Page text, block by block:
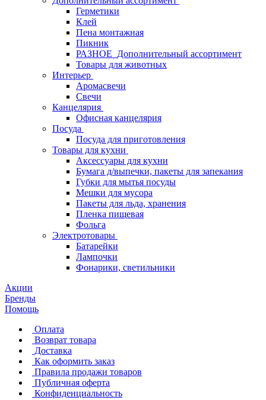
Герметики
Клей
Пена монтажная
Пикник
РАЗНОЕ_Дополнительный ассортимент
Товары для животных
Интерьер
Аромасвечи
Свечи
Канцелярия
Офисная канцелярия
Посуда
Посуда для приготовления
Товары для кухни
Аксессуары для кухни
Бумага д/выпечки, пакеты для запекания
Губки для мытья посуды
Мешки для мусора
Пакеты для льда, хранения
Пленка пищевая
Фольга
Электротовары
Батарейки
Лампочки
Фонарики, светильники
Акции
Бренды
Помощь
Оплата
Возврат товара
Доставка
Как оформить заказ
Правила продажи товаров
Публичная оферта
Конфиденциальность